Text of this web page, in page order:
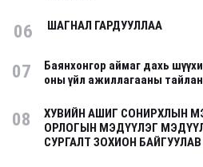
06 ШАГНАЛ ГАРДУУЛЛАА
07
Баянхонгор аймаг дахь
оны үйл ажиллагааны тайлан
08
ХУВИЙН АШИГ СОНИРХЛЫН
ОРЛОГЫН МЭДҮҮЛЭГ
СУРГАЛТ ЗОХИОН БАЙГУУЛАВ